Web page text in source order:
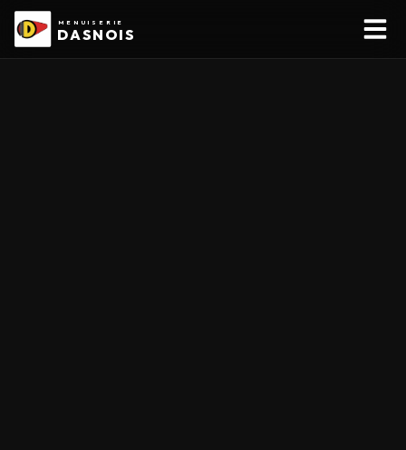
MENUISERIE
DASNOIS